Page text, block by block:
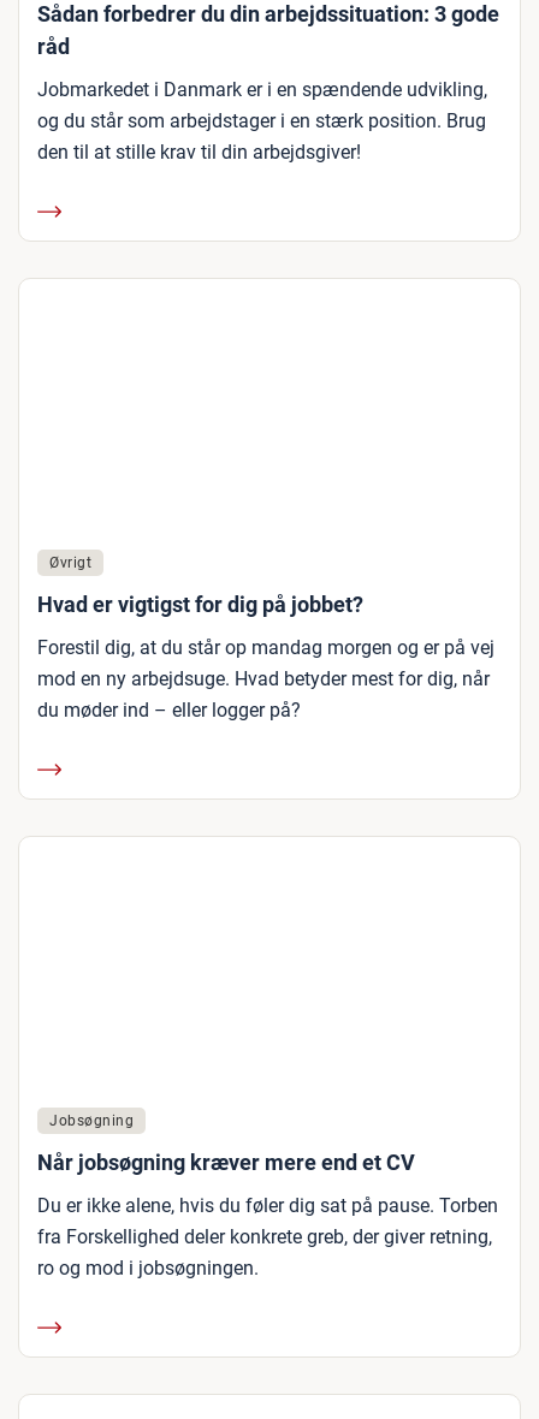
Sådan forbedrer du din arbejdssituation: 3 gode
råd
Jobmarkedet i Danmark er i en spændende udvikling,
og du står som arbejdstager i en stærk position. Brug
den til at stille krav til din arbejdsgiver!
Øvrigt
Hvad er vigtigst for dig på jobbet?
Forestil dig, at du står op mandag morgen og er på vej
mod en ny arbejdsuge. Hvad betyder mest for dig, når
du møder ind – eller logger på?
Jobsøgning
Når jobsøgning kræver mere end et CV
Du er ikke alene, hvis du føler dig sat på pause. Torben
fra Forskellighed deler konkrete greb, der giver retning,
ro og mod i jobsøgningen.